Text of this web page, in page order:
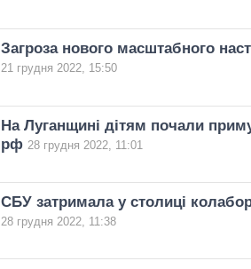
Загроза нового масштабного
21 грудня 2022, 15:50
На Луганщині дітям почали
рф 28 грудня 2022, 11:01
СБУ затримала у столиці
28 грудня 2022, 11:38